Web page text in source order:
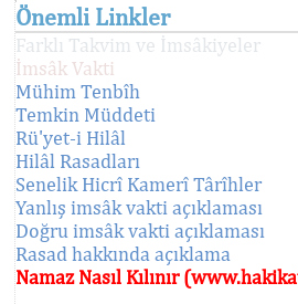
Önemli Linkler
Farklı Takvim ve İmsâkiyeler
İmsâk Vakti
Mühim Tenbîh
Temkin Müddeti
Rü'yet-i Hilâl
Hilâl Rasadları
Senelik Hicrî Kamerî Târîhler
Yanlış imsâk vakti açıklaması
Doğru imsâk vakti açıklaması
Rasad hakkında açıklama
Namaz Nasıl Kılınır